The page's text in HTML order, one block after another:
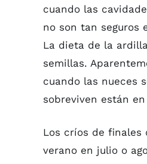
cuando las
no son tan seguros
La dieta de la
semillas.
cuando las nueces
sobreviven están
Los críos de
verano en julio o